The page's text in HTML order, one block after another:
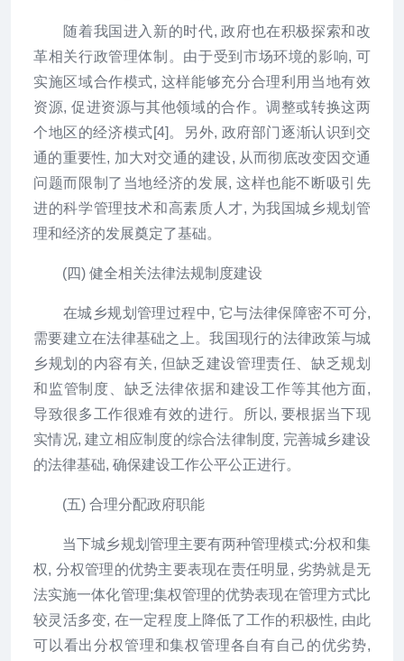
随着我国进入新的时代, 政府也在积极探索和改
革相关行政管理体制。由于受到市场环境的影响, 可
实施区域合作模式, 这样能够充分合理利用当地有效
资源, 促进资源与其他领域的合作。调整或转换这两
个地区的经济模式[4]。另外, 政府部门逐渐认识到交
通的重要性, 加大对交通的建设, 从而彻底改变因交通
问题而限制了当地经济的发展, 这样也能不断吸引先
进的科学管理技术和高素质人才, 为我国城乡规划管
理和经济的发展奠定了基础。
(四) 健全相关法律法规制度建设
在城乡规划管理过程中, 它与法律保障密不可分,
需要建立在法律基础之上。我国现行的法律政策与城
乡规划的内容有关, 但缺乏建设管理责任、缺乏规划
和监管制度、缺乏法律依据和建设工作等其他方面,
导致很多工作很难有效的进行。所以, 要根据当下现
实情况, 建立相应制度的综合法律制度, 完善城乡建设
的法律基础, 确保建设工作公平公正进行。
(五) 合理分配政府职能
当下城乡规划管理主要有两种管理模式:分权和集
权, 分权管理的优势主要表现在责任明显, 劣势就是无
法实施一体化管理;集权管理的优势表现在管理方式比
较灵活多变, 在一定程度上降低了工作的积极性, 由此
可以看出分权管理和集权管理各自有自己的优劣势,